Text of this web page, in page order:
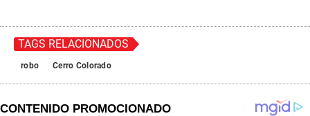
TAGS RELACIONADOS
robo Cerro Colorado